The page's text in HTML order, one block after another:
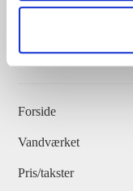
Navigation
Forside
Vandværket
Pris/takster